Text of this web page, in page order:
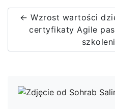
← Wzrost wartości
certyfikaty Agile